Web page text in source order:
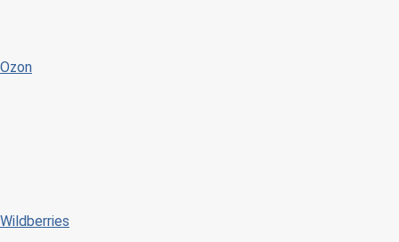
Ozon
Wildberries